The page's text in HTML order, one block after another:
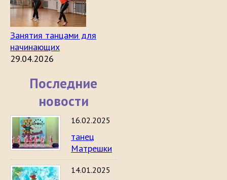
Занятия танцами для
начинающих
29.04.2026
Последние
новости
16.02.2025
танец
Матрешки
14.01.2025